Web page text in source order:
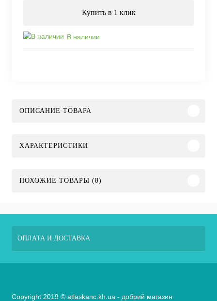
Купить в 1 клик
В наличии
ОПИСАНИЕ ТОВАРА
ХАРАКТЕРИСТИКИ
ПОХОЖИЕ ТОВАРЫ (8)
ОПЛАТА И ДОСТАВКА
Copyright 2019 © atlaskanc.kh.ua - добрий магазин